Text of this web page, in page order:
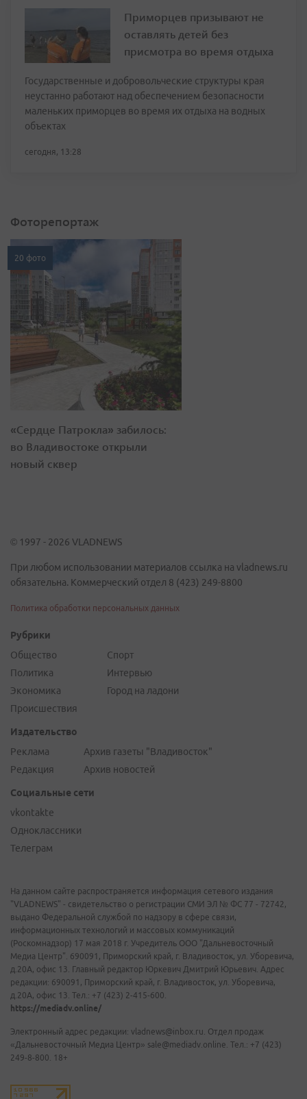
Приморцев призывают не
оставлять детей без
присмотра во время отдыха
Государственные и добровольческие структуры края
неустанно работают над обеспечением безопасности
маленьких приморцев во время их отдыха на водных
объектах
сегодня, 13:28
Фоторепортаж
20 фото
«Сердце Патрокла» забилось:
во Владивостоке открыли
новый сквер
© 1997 - 2026 VLADNEWS
При любом использовании материалов ссылка на vladnews.ru
обязательна. Коммерческий отдел 8 (423) 249-8800
Политика обработки персональных данных
Рубрики
Общество
Политика
Экономика
Происшествия
Спорт
Интервью
Город на ладони
Издательство
Реклама
Редакция
Архив газеты "Владивосток"
Архив новостей
Социальные сети
vkontakte
Одноклассники
Телеграм
На данном сайте распространяется информация сетевого издания
"VLADNEWS" - свидетельство о регистрации СМИ ЭЛ № ФС 77 - 72742,
выдано Федеральной службой по надзору в сфере связи,
информационных технологий и массовых коммуникаций
(Роскомнадзор) 17 мая 2018 г. Учредитель ООО "Дальневосточный
Медиа Центр". 690091, Приморский край, г. Владивосток, ул. Уборевича,
д.20А, офис 13. Главный редактор Юркевич Дмитрий Юрьевич. Адрес
редакции: 690091, Приморский край, г. Владивосток, ул. Уборевича,
д.20А, офис 13. Тел.: +7 (423) 2-415-600.
https://mediadv.online/
Электронный адрес редакции: vladnews@inbox.ru. Отдел продаж
«Дальневосточный Медиа Центр» sale@mediadv.online. Тел.: +7 (423)
249-8-800. 18+